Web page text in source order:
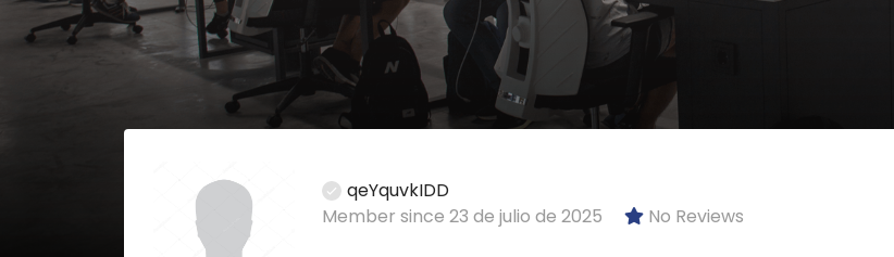
qeYquvkIDD
Member since 23 de julio de 2025
No Reviews